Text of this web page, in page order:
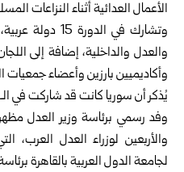
الأعمال العدائية أثناء النزاعات
وتشارك في
والعدل والداخلية، إضافة إلى
وأكاديميين بارزين وأعضاء جمعيات
وفد رسمي برئاسة وزير العدلمظهر
والأربعين لوزراء العدل العرب،
لجامعة الدول العربية بالقاهرة